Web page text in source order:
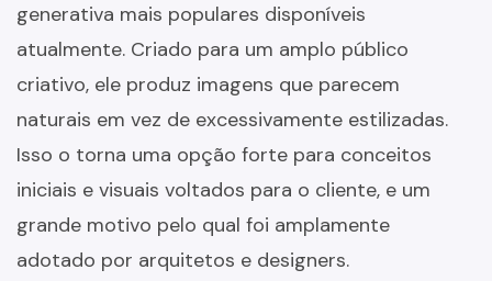
generativa mais populares disponíveis
atualmente. Criado para um amplo público
criativo, ele produz imagens que parecem
naturais em vez de excessivamente estilizadas.
Isso o torna uma opção forte para conceitos
iniciais e visuais voltados para o cliente, e um
grande motivo pelo qual foi amplamente
adotado por arquitetos e designers.